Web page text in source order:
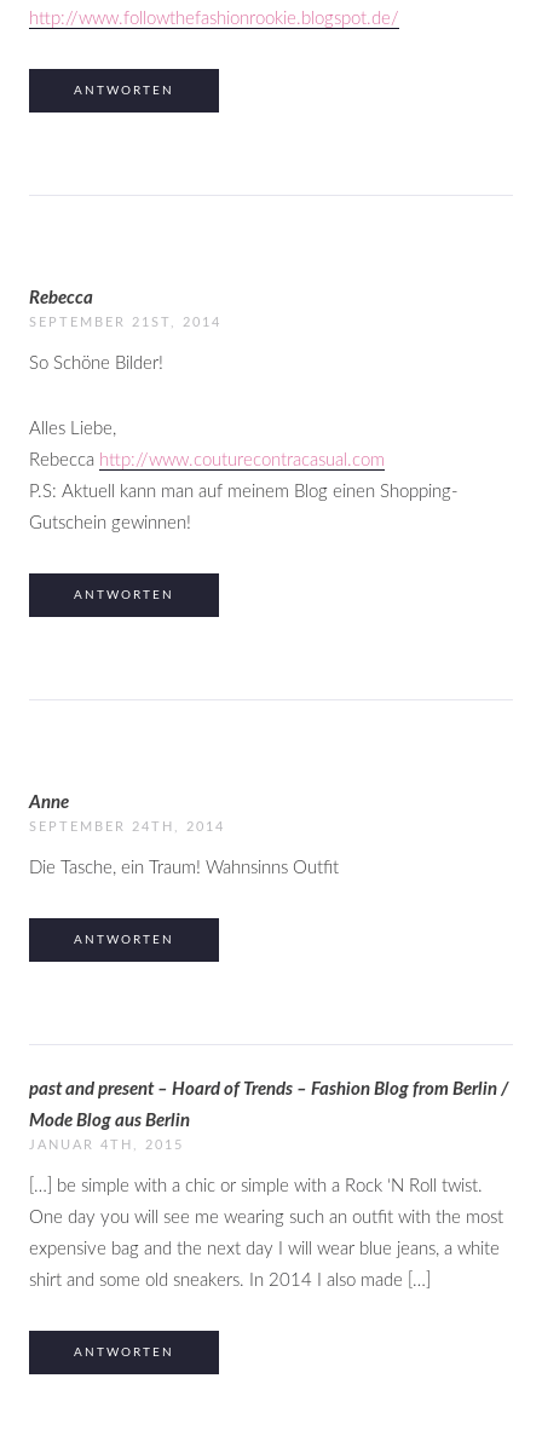
http://www.followthefashionrookie.blogspot.de/
ANTWORTEN
Rebecca
SEPTEMBER 21ST, 2014
So Schöne Bilder!
Alles Liebe,
Rebecca http://www.couturecontracasual.com
P.S: Aktuell kann man auf meinem Blog einen Shopping-
Gutschein gewinnen!
ANTWORTEN
Anne
SEPTEMBER 24TH, 2014
Die Tasche, ein Traum! Wahnsinns Outfit
ANTWORTEN
past and present – Hoard of Trends – Fashion Blog from Berlin /
Mode Blog aus Berlin
JANUAR 4TH, 2015
[…] be simple with a chic or simple with a Rock ‘N Roll twist.
One day you will see me wearing such an outfit with the most
expensive bag and the next day I will wear blue jeans, a white
shirt and some old sneakers. In 2014 I also made […]
ANTWORTEN